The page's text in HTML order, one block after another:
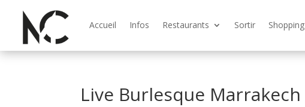
Accueil Infos Restaurants Sortir Shopping
Live Burlesque Marrakech